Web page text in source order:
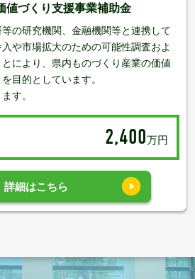
値づくり支援事業補助金
の研究機関、金融機関等と連携して
や市場拡大のための可能性調査およ
により、県内ものづくり産業の価値
目的としています。
す。
2,400万円
詳細はこちら